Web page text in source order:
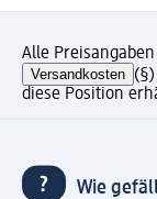
Alle
Versandkosten
diese Position
Wie